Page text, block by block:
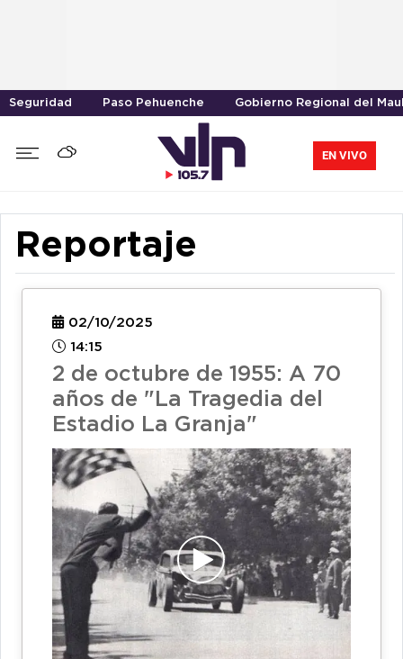
Seguridad Paso Pehuenche Gobierno Regional del
EN VIVO
Reportaje
02/10/2025
14:15
2 de octubre de 1955: A 70
años de "La Tragedia del
Estadio La Granja"